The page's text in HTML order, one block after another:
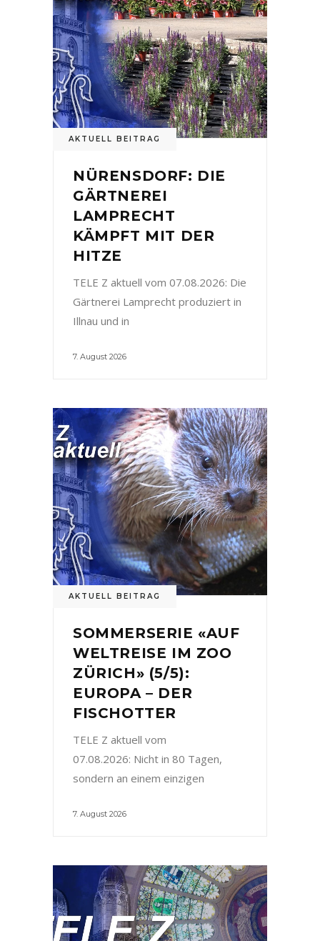
AKTUELL BEITRAG
NÜRENSDORF: DIE
GÄRTNEREI
LAMPRECHT
KÄMPFT MIT DER
HITZE
TELE Z aktuell vom 07.08.2026: Die
Gärtnerei Lamprecht produziert in
Illnau und in
7. August 2026
AKTUELL BEITRAG
SOMMERSERIE «AUF
WELTREISE IM ZOO
ZÜRICH» (5/5):
EUROPA – DER
FISCHOTTER
TELE Z aktuell vom
07.08.2026: Nicht in 80 Tagen,
sondern an einem einzigen
7. August 2026